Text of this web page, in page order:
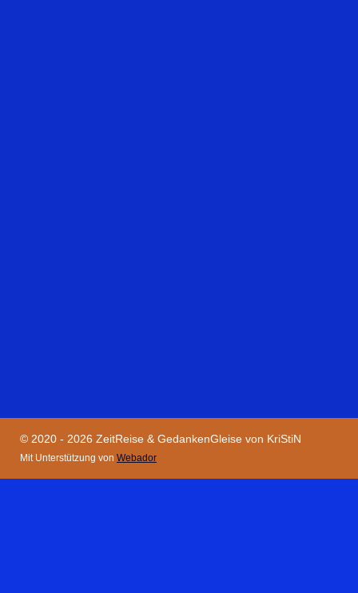
© 2020 - 2026 ZeitReise & GedankenGleise von KriStiN
Mit Unterstützung von Webador